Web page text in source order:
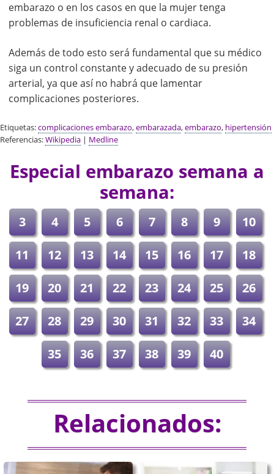
embarazo o en los casos en que la mujer tenga
problemas de insuficiencia renal o cardiaca.
Además de todo esto será fundamental que su médico
siga un control constante y adecuado de su presión
arterial, ya que así no habrá que lamentar
complicaciones posteriores.
Etiquetas:complicaciones embarazo,embarazada,embarazo, hipertensión
Referencias:Wikipedia | Medline
Especial embarazo semana a
semana:
3 4 5 6 7 8 9
10
11
12 13 14 15 16 17
18
19
20 21 22 23 24 25
26
27
28 29 30 31 32 33
34
35
36 37 38 39 40
Relacionados: